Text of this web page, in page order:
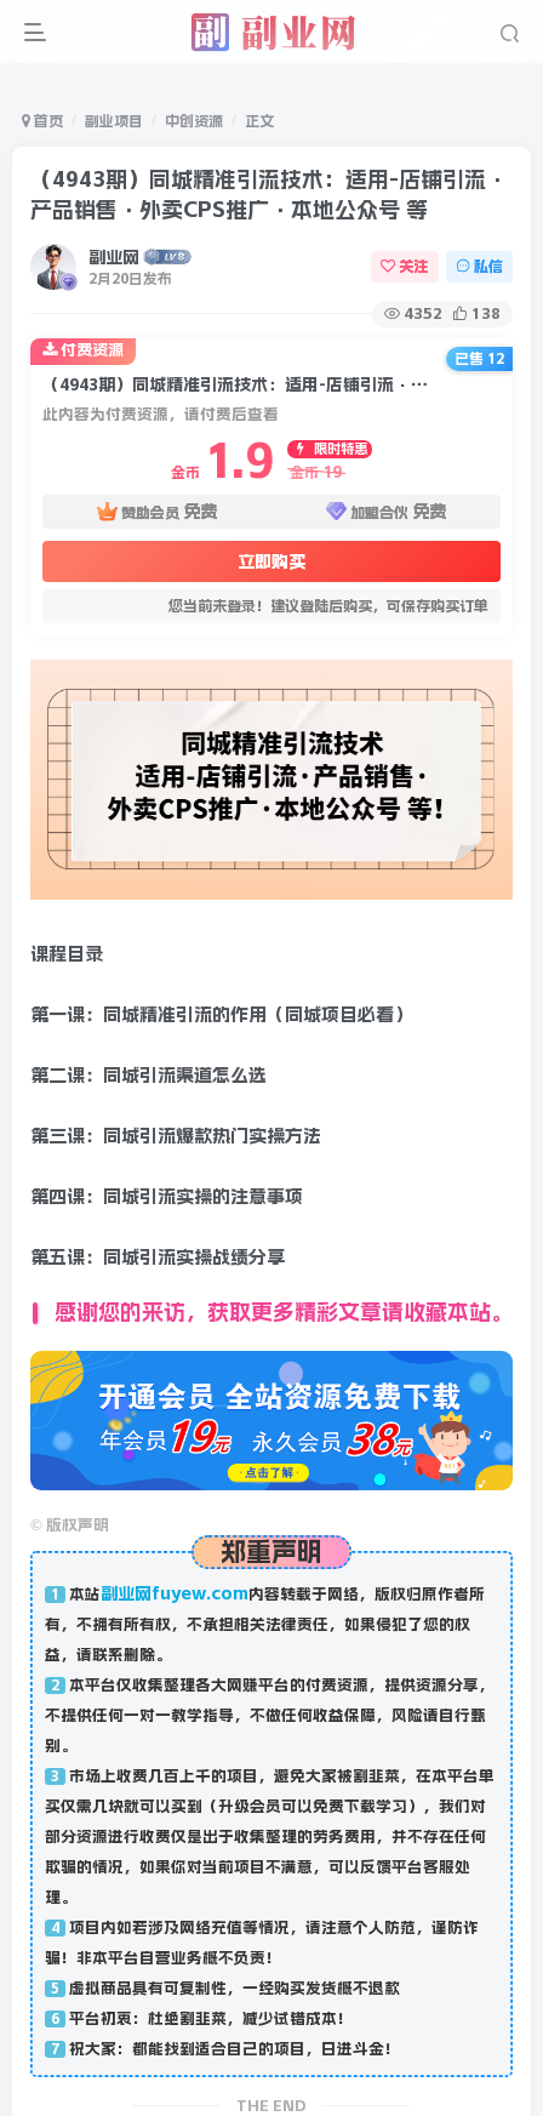
首页 副业项目 中创资源 正文
（4943期）同城精准引流技术：适用-店铺引流·
产品销售·外卖CPS推广·本地公众号 等
副业网
2月20日发布
关注 私信
4352 138
（4943期）同城精准引流技术：适用-店铺引流·产品销售·外卖CPS推广·本地公众号 等
此内容为付费资源，请付费后查看
金币 1.9
限时特惠
金币 19
赞助会员 免费 加盟合伙 免费
立即购买
您当前未登录！建议登陆后购买，可保存购买订单
付费资源
已售 12
课程目录
第一课：同城精准引流的作用（同城项目必看）
第二课：同城引流渠道怎么选
第三课：同城引流爆款热门实操方法
第四课：同城引流实操的注意事项
第五课：同城引流实操战绩分享
感谢您的来访，获取更多精彩文章请收藏本站。
© 版权声明
郑重声明
1 本站副业网fuyew.com内容转载于网络，版权归原作者所
有，不拥有所有权，不承担相关法律责任，如果侵犯了您的权
益，请联系删除。
2 本平台仅收集整理各大网赚平台的付费资源，提供资源分享，
不提供任何一对一教学指导，不做任何收益保障，风险请自行甄
别。
3 市场上收费几百上千的项目，避免大家被割韭菜，在本平台单
买仅需几块就可以买到（升级会员可以免费下载学习），我们对
部分资源进行收费仅是出于收集整理的劳务费用，并不存在任何
欺骗的情况，如果你对当前项目不满意，可以反馈平台客服处
理。
4 项目内如若涉及网络充值等情况，请注意个人防范，谨防诈
骗！非本平台自营业务概不负责！
5 虚拟商品具有可复制性，一经购买发货概不退款
6 平台初衷：杜绝割韭菜，减少试错成本！
7 祝大家：都能找到适合自己的项目，日进斗金！
THE END